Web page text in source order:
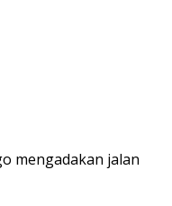
mengadakan jalan